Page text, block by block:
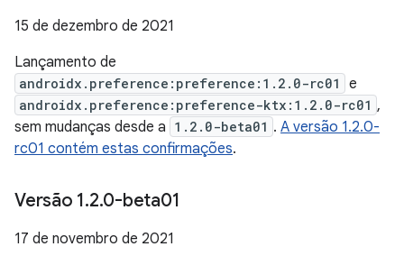
15 de dezembro de 2021
Lançamento de
androidx.preference:preference:1.2.0-rc01 e
androidx.preference:preference-ktx:1.2.0-rc01 ,
sem mudanças desde a 1.2.0-beta01 . A versão 1.2.0-
rc01 contém estas confirmações.
Versão 1.2.0-beta01
17 de novembro de 2021